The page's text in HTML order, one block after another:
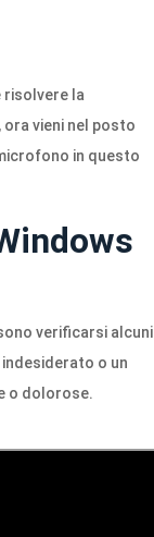
risolvere la
vieni nel posto
in questo
verificarsi alcuni
o un
o dolorose.